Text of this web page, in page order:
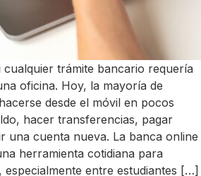
cualquier trámite bancario requería
oficina. Hoy, la mayoría de
desde el móvil en pocos
hacer transferencias, pagar
una cuenta nueva. La banca online
herramienta cotidiana para
especialmente entre estudiantes […]